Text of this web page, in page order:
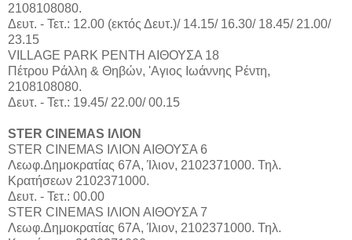
2108108080.
Δευτ. - Τετ.: 12.00 (εκτός Δευτ.)/ 14.15/ 16.30/ 18.45/ 21.00/
23.15
VILLAGE PARK ΡΕΝΤΗ ΑΙΘΟΥΣΑ 18
Πέτρου Ράλλη & Θηβών, 'Αγιος Ιωάννης Ρέντη,
2108108080.
Δευτ. - Τετ.: 19.45/ 22.00/ 00.15
STER CINEMAS ΙΛΙΟΝ
STER CINEMAS ΙΛΙΟΝ ΑΙΘΟΥΣΑ 6
Λεωφ.Δημοκρατίας 67Α, Ίλιον, 2102371000. Τηλ.
Κρατήσεων 2102371000.
Δευτ. - Τετ.: 00.00
STER CINEMAS ΙΛΙΟΝ ΑΙΘΟΥΣΑ 7
Λεωφ.Δημοκρατίας 67Α, Ίλιον, 2102371000. Τηλ.